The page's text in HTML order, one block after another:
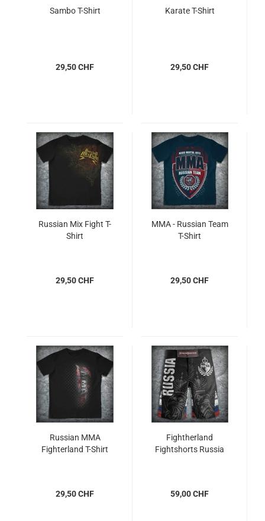
Sambo T-Shirt
29,50 CHF
Karate T-Shirt
29,50 CHF
Russian Mix Fight T-
Shirt
29,50 CHF
MMA - Russian Team
T-Shirt
29,50 CHF
Russian MMA
Fighterland T-Shirt
29,50 CHF
Fightherland
Fightshorts Russia
59,00 CHF